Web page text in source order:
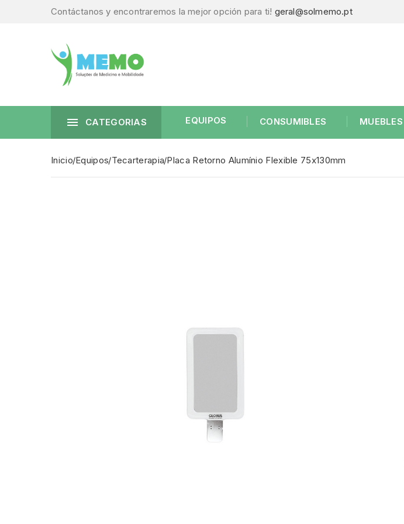
Contáctanos y encontraremos la mejor opción para ti! geral@solmemo.pt
 CATEGORIAS EQUIPOS CONSUMIBLES MUEBLES
Inicio Equipos Tecarterapia Placa Retorno Alumínio Flexible 75x130mm